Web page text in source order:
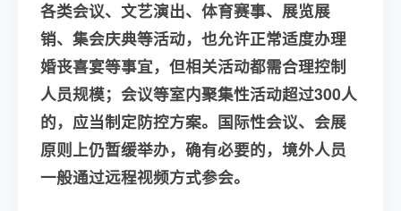
各类会议、文艺演出、体育赛事、展览展
销、集会庆典等活动，也允许正常适度办理
婚丧喜宴等事宜，但相关活动都需合理控制
人员规模；会议等室内聚集性活动超过300人
的，应当制定防控方案。国际性会议、会展
原则上仍暂缓举办，确有必要的，境外人员
一般通过远程视频方式参会。